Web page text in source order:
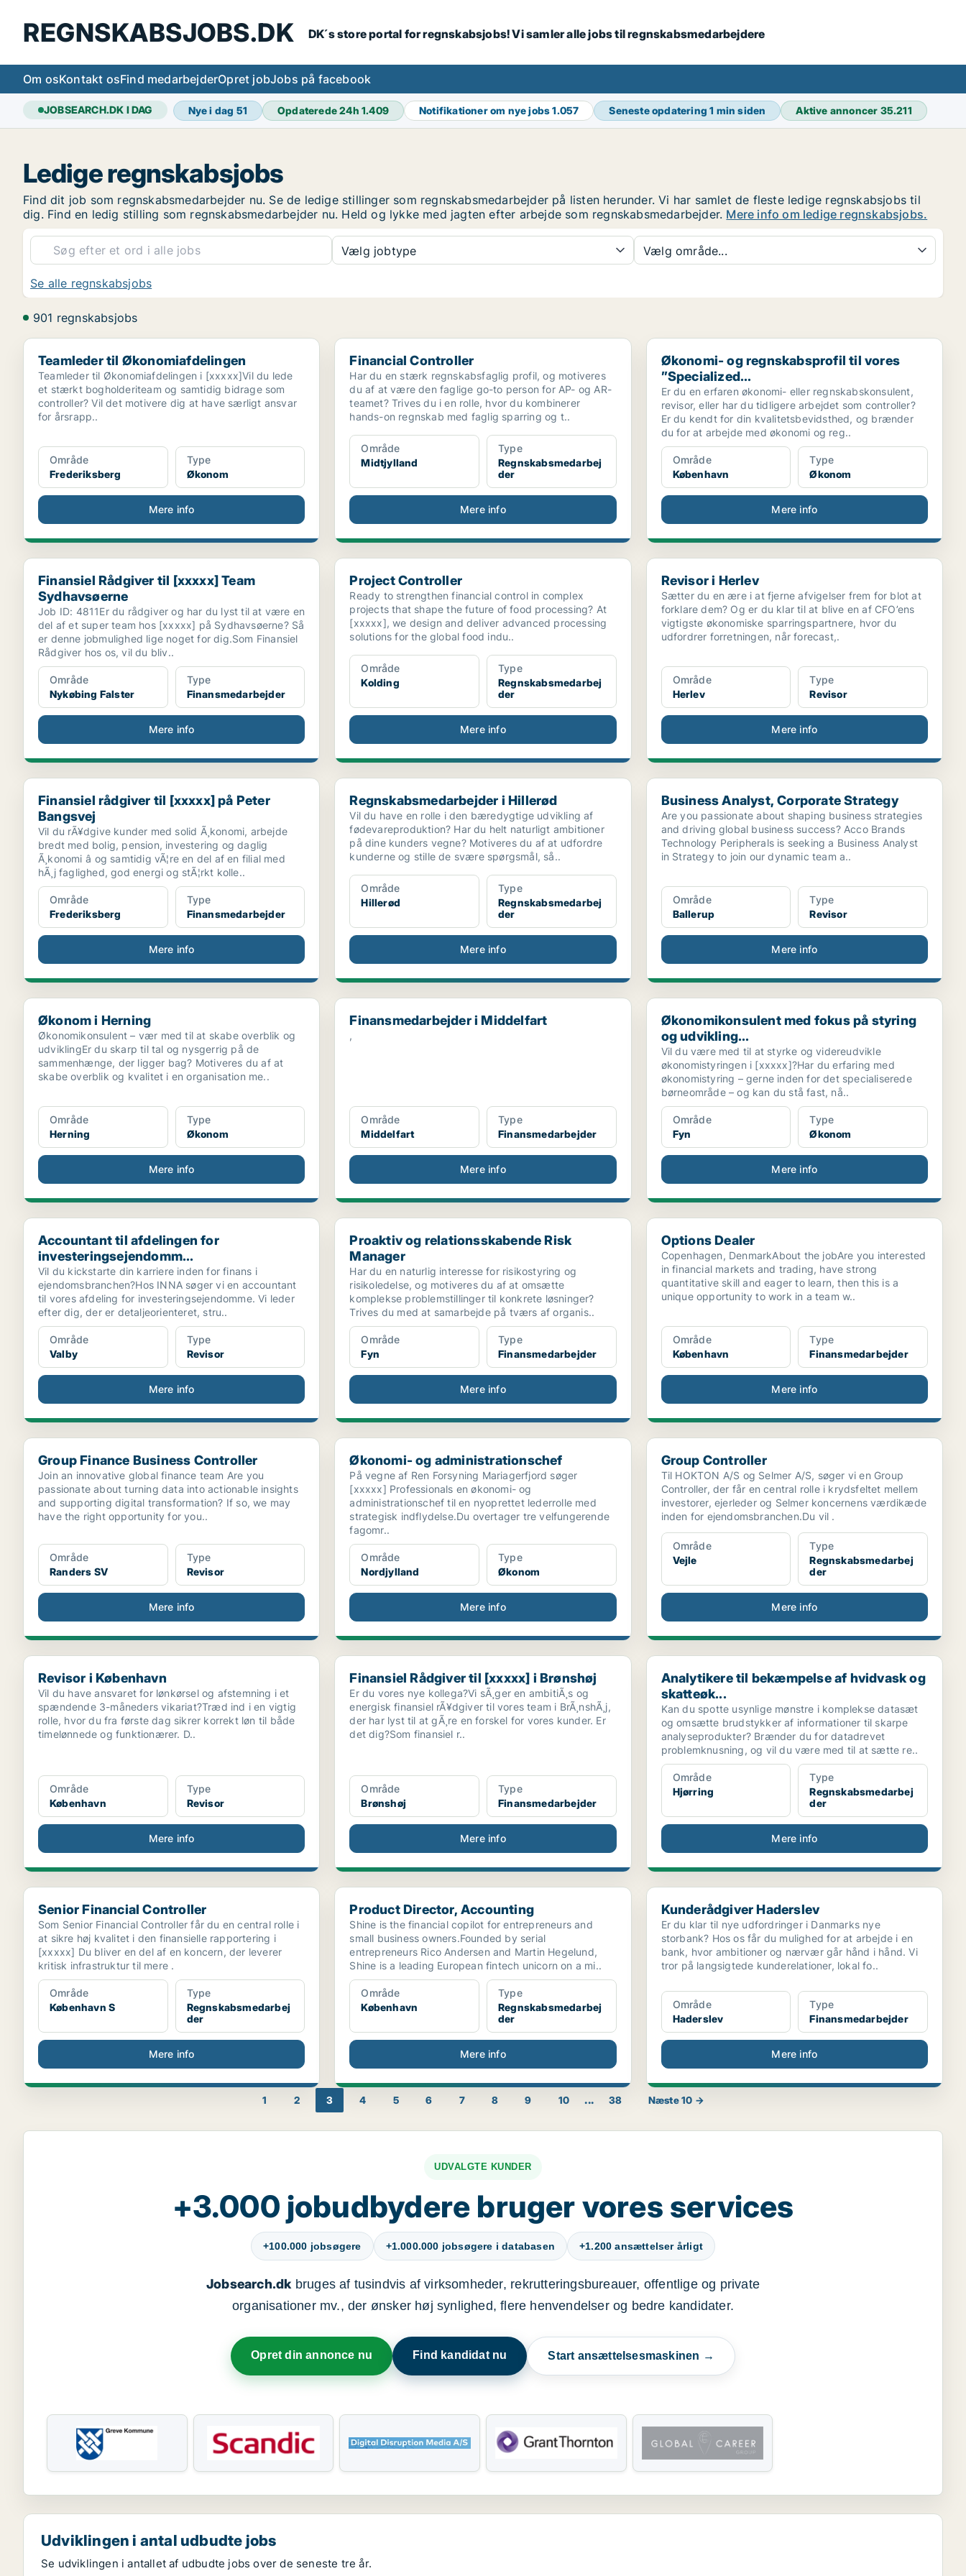
REGNSKABSJOBS.DK DK´s store portal for regnskabsjobs! Vi samler alle jobs til regnskabsmedarbejdere
Om osKontakt osFind medarbejderOpret jobJobs på facebook
JOBSEARCH.DK I DAG Nye i dag 51 Opdaterede 24h1.409 Notifikationer om nye jobs1.057 Seneste opdatering1 min siden Aktive annoncer 35.211
Ledige regnskabsjobs
Find dit job som regnskabsmedarbejder nu. Se de ledige stillinger som regnskabsmedarbejder på listen herunder. Vi har samlet de fleste ledige regnskabsjobs til
dig. Find en ledig stilling som regnskabsmedarbejder nu. Held og lykke med jagten efter arbejde som regnskabsmedarbejder. Mere info om ledige regnskabsjobs.
Vælg jobtype Vælg område...
Se alle regnskabsjobs
901 regnskabsjobs
Teamleder til Økonomiafdelingen
Teamleder til Økonomiafdelingen
Teamleder til Økonomiafdelingen i [xxxxx]Vil du lede
et stærkt bogholderiteam og samtidig bidrage som
controller? Vil det motivere dig at have særligt ansvar
for årsrapp..
Område
Frederiksberg
Type
Økonom
Mere info
Financial Controller
Financial Controller
Har du en stærk regnskabsfaglig profil, og motiveres
du af at være den faglige go-to person for AP- og AR-
teamet? Trives du i en rolle, hvor du kombinerer
hands-on regnskab med faglig sparring og t..
Område
Midtjylland
Type
Regnskabsmedarbej
der
Mere info
Økonomi- og regnskabsprofil til vores ”Specialized...
Økonomi- og regnskabsprofil til vores
”Specialized...
Er du en erfaren økonomi- eller regnskabskonsulent,
revisor, eller har du tidligere arbejdet som controller?
Er du kendt for din kvalitetsbevidsthed, og brænder
du for at arbejde med økonomi og reg..
Område
København
Type
Økonom
Mere info
Finansiel Rådgiver til [xxxxx] Team Sydhavsøerne
Finansiel Rådgiver til [xxxxx] Team
Sydhavsøerne
Job ID: 4811Er du rådgiver og har du lyst til at være en
del af et super team hos [xxxxx] på Sydhavsøerne? Så
er denne jobmulighed lige noget for dig.Som Finansiel
Rådgiver hos os, vil du bliv..
Område
Nykøbing Falster
Type
Finansmedarbejder
Mere info
Project Controller
Project Controller
Ready to strengthen financial control in complex
projects that shape the future of food processing? At
[xxxxx], we design and deliver advanced processing
solutions for the global food indu..
Område
Kolding
Type
Regnskabsmedarbej
der
Mere info
Revisor i Herlev
Revisor i Herlev
Sætter du en ære i at fjerne afvigelser frem for blot at
forklare dem? Og er du klar til at blive en af CFO’ens
vigtigste økonomiske sparringspartnere, hvor du
udfordrer forretningen, når forecast,.
Område
Herlev
Type
Revisor
Mere info
Finansiel rådgiver til [xxxxx] på Peter Bangsvej
Finansiel rådgiver til [xxxxx] på Peter
Bangsvej
Vil du rÃ¥dgive kunder med solid Ã¸konomi, arbejde
bredt med bolig, pension, investering og daglig
Ã¸konomi â og samtidig vÃ¦re en del af en filial med
hÃ¸j faglighed, god energi og stÃ¦rkt kolle..
Område
Frederiksberg
Type
Finansmedarbejder
Mere info
Regnskabsmedarbejder i Hillerød
Regnskabsmedarbejder i Hillerød
Vil du have en rolle i den bæredygtige udvikling af
fødevareproduktion? Har du helt naturligt ambitioner
på dine kunders vegne? Motiveres du af at udfordre
kunderne og stille de svære spørgsmål, så..
Område
Hillerød
Type
Regnskabsmedarbej
der
Mere info
Business Analyst, Corporate Strategy
Business Analyst, Corporate Strategy
Are you passionate about shaping business strategies
and driving global business success? Acco Brands
Technology Peripherals is seeking a Business Analyst
in Strategy to join our dynamic team a..
Område
Ballerup
Type
Revisor
Mere info
Økonom i Herning
Økonom i Herning
Økonomikonsulent – vær med til at skabe overblik og
udviklingEr du skarp til tal og nysgerrig på de
sammenhænge, der ligger bag? Motiveres du af at
skabe overblik og kvalitet i en organisation me..
Område
Herning
Type
Økonom
Mere info
Finansmedarbejder i Middelfart
Finansmedarbejder i Middelfart
,
Område
Middelfart
Type
Finansmedarbejder
Mere info
Økonomikonsulent med fokus på styring og udvikling...
Økonomikonsulent med fokus på styring
og udvikling...
Vil du være med til at styrke og videreudvikle
økonomistyringen i [xxxxx]?Har du erfaring med
økonomistyring – gerne inden for det specialiserede
børneområde – og kan du stå fast, nå..
Område
Fyn
Type
Økonom
Mere info
Accountant til afdelingen for investeringsejendomm...
Accountant til afdelingen for
investeringsejendomm...
Vil du kickstarte din karriere inden for finans i
ejendomsbranchen?Hos INNA søger vi en accountant
til vores afdeling for investeringsejendomme. Vi leder
efter dig, der er detaljeorienteret, stru..
Område
Valby
Type
Revisor
Mere info
Proaktiv og relationsskabende Risk Manager
Proaktiv og relationsskabende Risk
Manager
Har du en naturlig interesse for risikostyring og
risikoledelse, og motiveres du af at omsætte
komplekse problemstillinger til konkrete løsninger?
Trives du med at samarbejde på tværs af organis..
Område
Fyn
Type
Finansmedarbejder
Mere info
Options Dealer
Options Dealer
Copenhagen, DenmarkAbout the jobAre you interested
in financial markets and trading, have strong
quantitative skill and eager to learn, then this is a
unique opportunity to work in a team w..
Område
København
Type
Finansmedarbejder
Mere info
Group Finance Business Controller
Group Finance Business Controller
Join an innovative global finance team Are you
passionate about turning data into actionable insights
and supporting digital transformation? If so, we may
have the right opportunity for you..
Område
Randers SV
Type
Revisor
Mere info
Økonomi- og administrationschef
Økonomi- og administrationschef
På vegne af Ren Forsyning Mariagerfjord søger
[xxxxx] Professionals en økonomi- og
administrationschef til en nyoprettet lederrolle med
strategisk indflydelse.Du overtager tre velfungerende
fagomr..
Område
Nordjylland
Type
Økonom
Mere info
Group Controller
Group Controller
Til HOKTON A/S og Selmer A/S, søger vi en Group
Controller, der får en central rolle i krydsfeltet mellem
investorer, ejerleder og Selmer koncernens værdikæde
inden for ejendomsbranchen.Du vil .
Område
Vejle
Type
Regnskabsmedarbej
der
Mere info
Revisor i København
Revisor i København
Vil du have ansvaret for lønkørsel og afstemning i et
spændende 3-måneders vikariat?Træd ind i en vigtig
rolle, hvor du fra første dag sikrer korrekt løn til både
timelønnede og funktionærer. D..
Område
København
Type
Revisor
Mere info
Finansiel Rådgiver til [xxxxx] i Brønshøj
Finansiel Rådgiver til [xxxxx] i Brønshøj
Er du vores nye kollega?Vi sÃ¸ger en ambitiÃ¸s og
energisk finansiel rÃ¥dgiver til vores team i BrÃ¸nshÃ¸j,
der har lyst til at gÃ¸re en forskel for vores kunder. Er
det dig?Som finansiel r..
Område
Brønshøj
Type
Finansmedarbejder
Mere info
Analytikere til bekæmpelse af hvidvask og skatteøk...
Analytikere til bekæmpelse af hvidvask og
skatteøk...
Kan du spotte usynlige mønstre i komplekse datasæt
og omsætte brudstykker af informationer til skarpe
analyseprodukter? Brænder du for datadrevet
problemknusning, og vil du være med til at sætte re..
Område
Hjørring
Type
Regnskabsmedarbej
der
Mere info
Senior Financial Controller
Senior Financial Controller
Som Senior Financial Controller får du en central rolle i
at sikre høj kvalitet i den finansielle rapportering i
[xxxxx] Du bliver en del af en koncern, der leverer
kritisk infrastruktur til mere .
Område
København S
Type
Regnskabsmedarbej
der
Mere info
Product Director, Accounting
Product Director, Accounting
Shine is the financial copilot for entrepreneurs and
small business owners.Founded by serial
entrepreneurs Rico Andersen and Martin Hegelund,
Shine is a leading European fintech unicorn on a mi..
Område
København
Type
Regnskabsmedarbej
der
Mere info
Kunderådgiver Haderslev
Kunderådgiver Haderslev
Er du klar til nye udfordringer i Danmarks nye
storbank? Hos os får du mulighed for at arbejde i en
bank, hvor ambitioner og nærvær går hånd i hånd. Vi
tror på langsigtede kunderelationer, lokal fo..
Område
Haderslev
Type
Finansmedarbejder
Mere info
1 2 3 4 5 6 7 8 9 10 ... 38 Næste 10 →
UDVALGTE KUNDER
+3.000 jobudbydere bruger vores services
+100.000 jobsøgere +1.000.000 jobsøgere i databasen +1.200 ansættelser årligt
Jobsearch.dkbruges af tusindvis af virksomheder, rekrutteringsbureauer, offentlige og private
organisationer mv., der ønsker høj synlighed, flere henvendelser og bedre kandidater.
Opret din annonce nu Find kandidat nu Start ansættelsesmaskinen →
Udviklingen i antal udbudte jobs
Se udviklingen i antallet af udbudte jobs over de seneste tre år.